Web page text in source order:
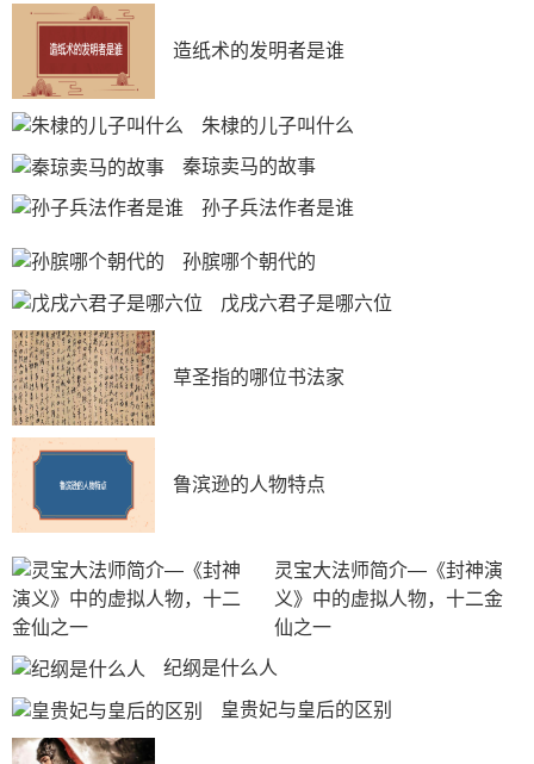
造纸术的发明者是谁
朱棣的儿子叫什么
秦琼卖马的故事
孙子兵法作者是谁
孙膑哪个朝代的
戊戌六君子是哪六位
草圣指的哪位书法家
鲁滨逊的人物特点
灵宝大法师简介—《封神演
义》中的虚拟人物，十二金
仙之一
纪纲是什么人
皇贵妃与皇后的区别